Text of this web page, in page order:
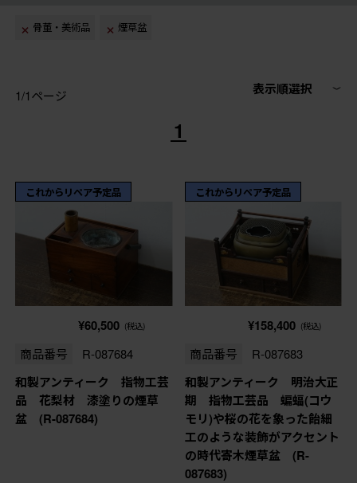
骨董・美術品 煙草盆
1/1ページ 表示順選択
1
これからリペア予定品
¥60,500 (税込)
商品番号 R-087684
和製アンティーク 指物工芸
品 花梨材 漆塗りの煙草
盆 (R-087684)
これからリペア予定品
¥158,400 (税込)
商品番号 R-087683
和製アンティーク 明治大正
期 指物工芸品 蝙蝠(コウ
モリ)や桜の花を象った飴細
工のような装飾がアクセント
の時代寄木煙草盆 (R-
087683)